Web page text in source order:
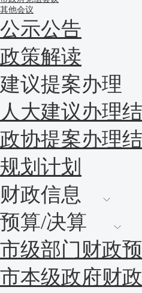
其他会议
公示公告
政策解读
建议提案办理
人大建议办理
政协提案办理
规划计划
财政信息
预算/决算
市级部门财政
市本级政府财